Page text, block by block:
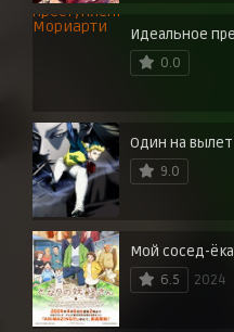
Идеальное
0.0
Один на вылет
9.0
Мой сосед-
6.5
2024